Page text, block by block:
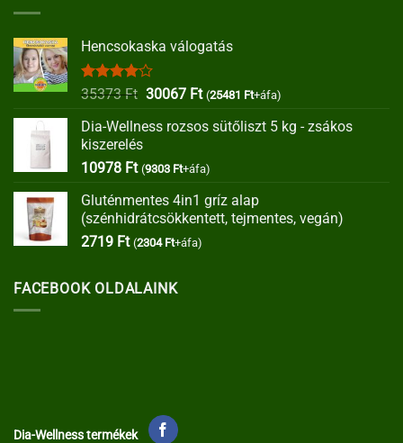
Hencsokaska válogatás
Értékelés:
35373Ft Original
was:
30067 FtCurrent
is:
(25481 Ft+áfa)
Dia-Wellness rozsos sütőliszt 5 kg - zsákos
kiszerelés
10978 Ft (9303 Ft+áfa)
Gluténmentes 4in1 gríz alap
(szénhidrátcsökkentett, tejmentes, vegán)
2719 Ft (2304 Ft+áfa)
FACEBOOK OLDALAINK
Dia-Wellness termékek